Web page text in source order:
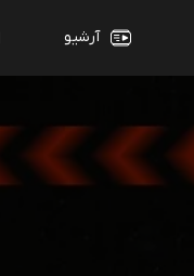
آرشیو